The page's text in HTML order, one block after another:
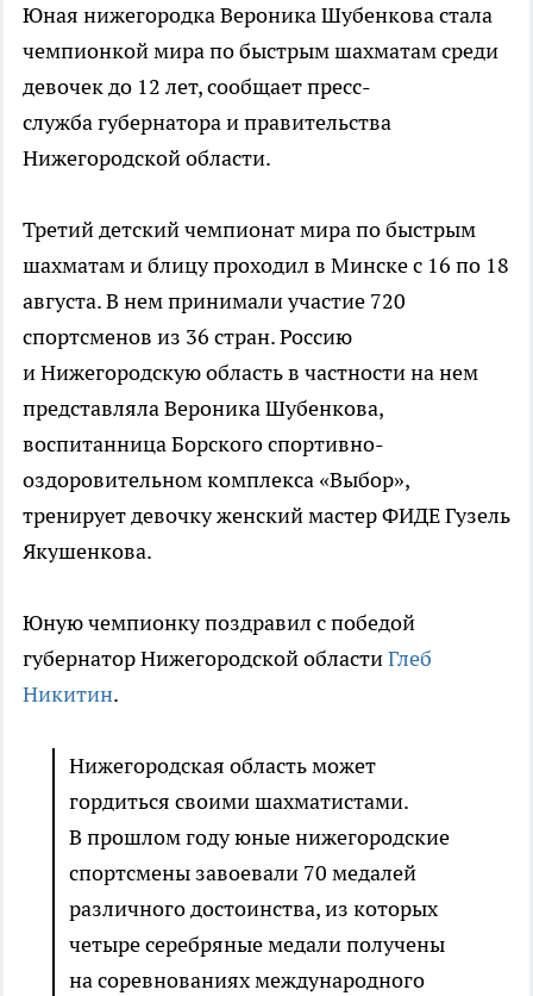
Юная нижегородка Вероника Шубенкова стала
чемпионкой мира по быстрым шахматам среди
девочек до 12 лет, сообщает пресс-
служба губернатора и правительства
Нижегородской области.
Третий детский чемпионат мира по быстрым
шахматам и блицу проходил в Минске с 16 по 18
августа. В нем принимали участие 720
спортсменов из 36 стран. Россию
и Нижегородскую область в частности на нем
представляла Вероника Шубенкова,
воспитанница Борского спортивно-
оздоровительном комплекса «Выбор»,
тренирует девочку женский мастер ФИДЕ Гузель
Якушенкова.
Юную чемпионку поздравил с победой
губернатор Нижегородской областиГлеб
Никитин.
Нижегородская область может
гордиться своими шахматистами.
В прошлом году юные нижегородские
спортсмены завоевали 70 медалей
различного достоинства, из которых
четыре серебряные медали получены
на соревнованиях международного